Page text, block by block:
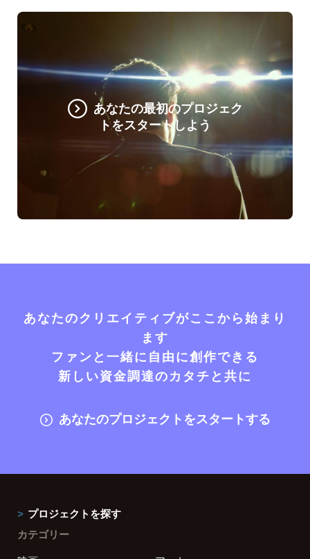
あなたの最初のプロジェク
トをスタートしよう
あなたのクリエイティブがここから始まり
ます
ファンと一緒に自由に創作できる
新しい資金調達のカタチと共に
あなたのプロジェクトをスタートする
プロジェクトを探す
カテゴリー